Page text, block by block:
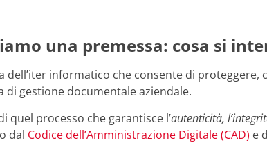
una premessa: cosa si
dell’iter informatico che consente di proteggere,
di gestione documentale aziendale.
quel processo che garantisce l’autenticità,
dal Codice dell’Amministrazione Digitale (CAD) e